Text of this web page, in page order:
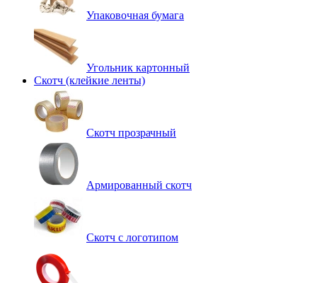
Упаковочная бумага
Угольник картонный
Скотч (клейкие ленты)
Cкотч прозрачный
Армированный скотч
Скотч с логотипом